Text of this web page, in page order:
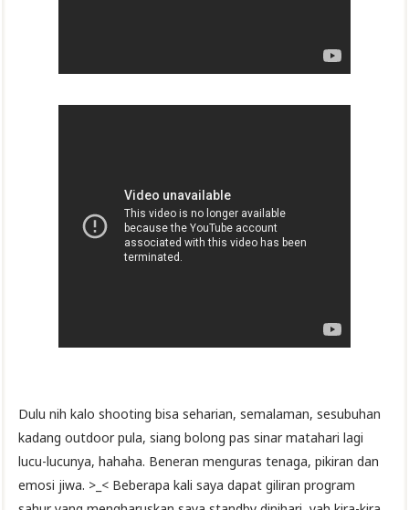
Dulu nih kalo shooting bisa seharian, semalaman, sesubuhan
kadang outdoor pula, siang bolong pas sinar matahari lagi
lucu-lucunya, hahaha. Beneran menguras tenaga, pikiran dan
emosi jiwa. >_< Beberapa kali saya dapat giliran program